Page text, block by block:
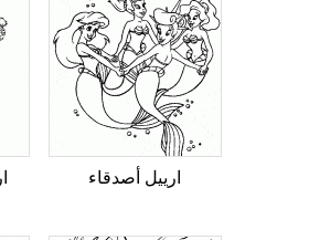
ارييل أصدقاء